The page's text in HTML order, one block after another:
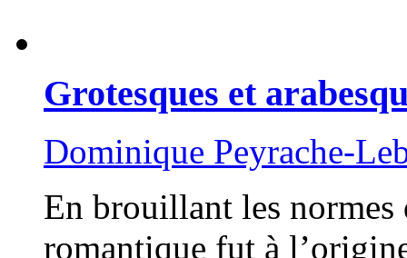
Grotesques et
Dominique Peyrache-
En brouillant les normes
romantique fut à